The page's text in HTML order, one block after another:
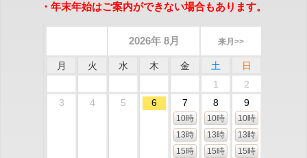
・年末年始はご案内ができない場合もあります。
2026年 8月 来月>>
月 火 水 木 金 土
日
1
2
3
4 5 6 7
10時
13時
15時
8
10時
13時
15時
9
10時
13時
15時